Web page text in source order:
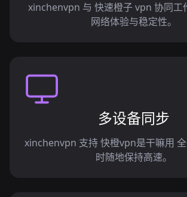
xinchenvpn 与 快速橙子 vpn 协同工
网络体验与稳定性。
多设备同步
xinchenvpn 支持 快橙vpn是干嘛用
时随地保持高速。